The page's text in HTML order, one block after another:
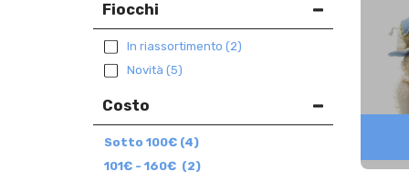
Costo
Sotto 100€ (4)
101€ - 160€ (2)
Fiocchi
In riassortimento (2)
Novità (5)